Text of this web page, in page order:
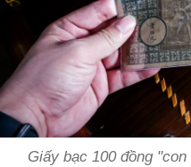
Giấy bạc 100 đồng